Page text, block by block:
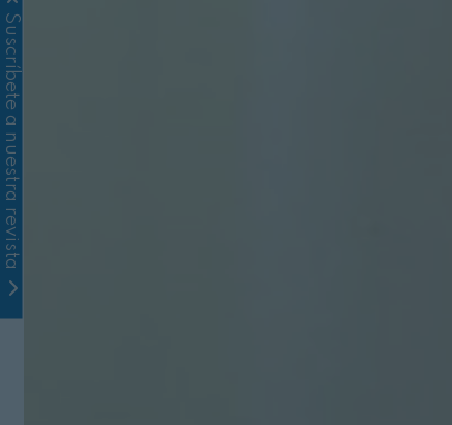
Suscríbete a nuestra revista